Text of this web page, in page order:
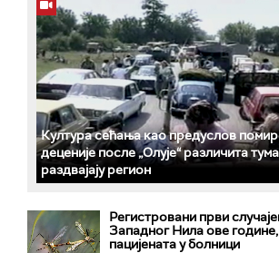
Култура сећања као предуслов
деценије после „Олује“ различита
раздвајају регион
Регистровани први
Западног Нила ове године,
пацијената у болници